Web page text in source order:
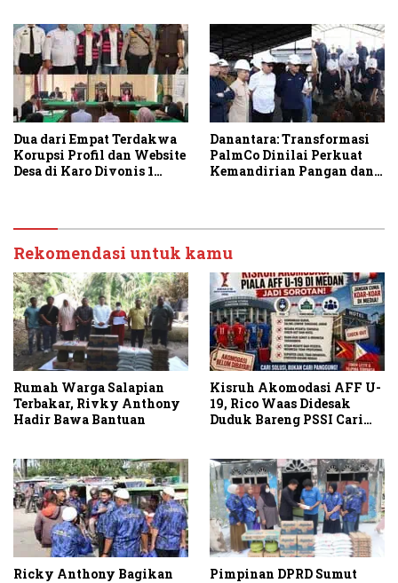
Dua dari Empat Terdakwa
Korupsi Profil dan Website
Desa di Karo Divonis 1
Danantara: Transformasi
PalmCo Dinilai Perkuat
Kemandirian Pangan dan
Rekomendasi untuk kamu
Rumah Warga Salapian
Terbakar, Rivky Anthony
Hadir Bawa Bantuan
Kisruh Akomodasi AFF U-
19, Rico Waas Didesak
Duduk Bareng PSSI Cari
Ricky Anthony Bagikan
Pimpinan DPRD Sumut